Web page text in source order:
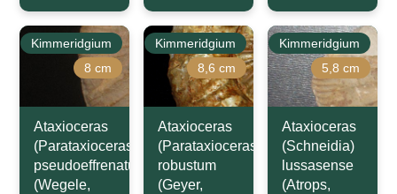
Kimmeridgium
8 cm
Ataxioceras
(Parataxioceras)
pseudoeffrenatum
(Wegele,
Kimmeridgium
8,6 cm
Ataxioceras
(Parataxioceras)
robustum
(Geyer,
Kimmeridgium
5,8 cm
Ataxioceras
(Schneidia)
lussasense
(Atrops,